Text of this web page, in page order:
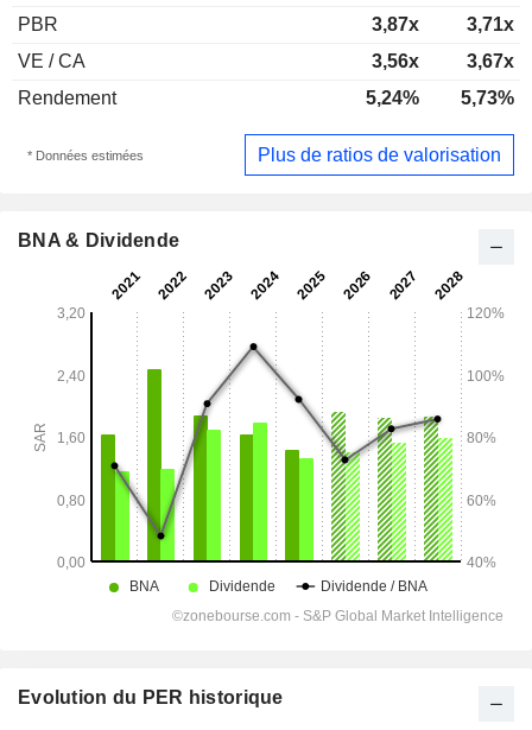
PBR 3,87x
3,71x
VE / CA
3,56x
3,67x
Rendement
5,24% 5,73%
* Données estimées Plus de ratios de valorisation
BNA & Dividende
Evolution du PER historique